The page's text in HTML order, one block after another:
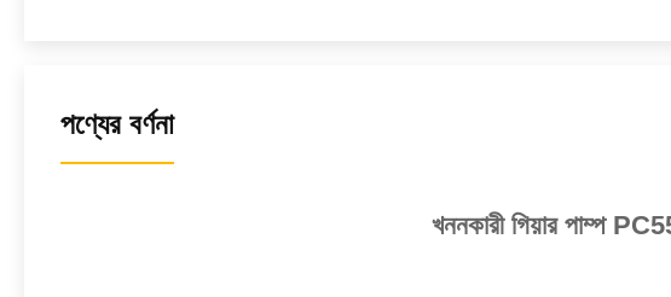
পণ্যের বর্ণনা
খননকারী গিয়ার পাম্প